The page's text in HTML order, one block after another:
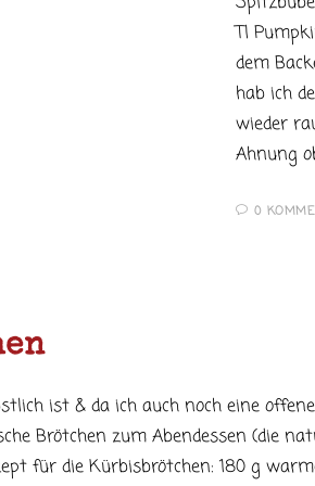
Tl
dem
hab ich
wieder
Ahnung
0
ist & da ich auch noch eine
Brötchen zum Abendessen (die
für die Kürbisbrötchen: 180 g